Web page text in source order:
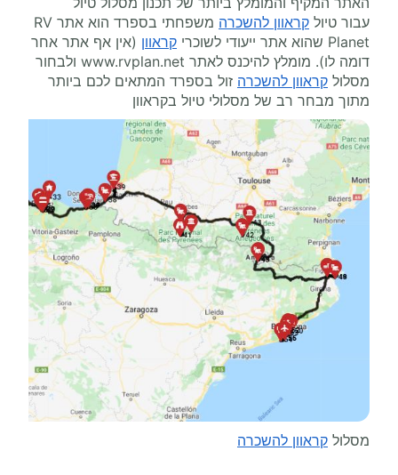
עבור טיול קראוון להשכרה משפחתי בספרד הוא אתר RV
Planet שהוא אתר ייעודי לשוכרי קראוון (אין אף אתר אחר
דומה לו). מומלץ להיכנס לאתר www.rvplan.net ולבחור
מסלול קראוון להשכרה זול בספרד המתאים לכם ביותר
מתוך מבחר רב של מסלולי טיול בקראוון
מסלול קראוון להשכרה